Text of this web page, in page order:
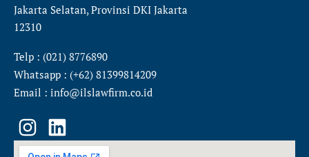
Jakarta Selatan, Provinsi DKI Jakarta
12310
Telp : (021) 8776890
Whatsapp : (+62) 81399814209
Email : info@ilslawfirm.co.id
I
n
L
i